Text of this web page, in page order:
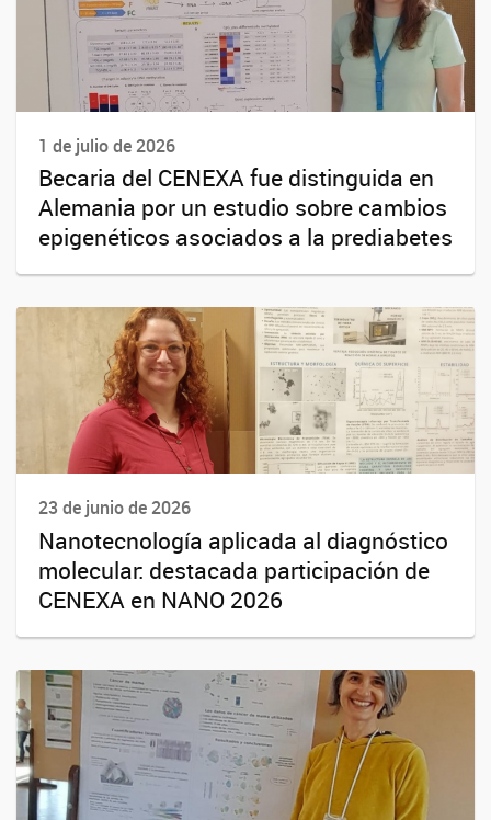
1 de julio de 2026
Becaria del CENEXA fue distinguida en
Alemania por un estudio sobre cambios
epigenéticos asociados a la prediabetes
23 de junio de 2026
Nanotecnología aplicada al diagnóstico
molecular: destacada participación de
CENEXA en NANO 2026